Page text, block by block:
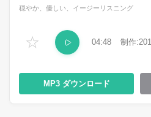
☆
穏やか、優しい、イージーリスニング
04:48
MP3